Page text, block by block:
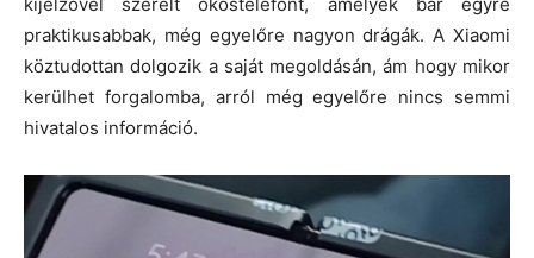
praktikusabbak, még egyelőre nagyon drágák. A Xiaomi
köztudottan dolgozik a saját megoldásán, ám hogy mikor
kerülhet forgalomba, arról még egyelőre nincs semmi
hivatalos információ.